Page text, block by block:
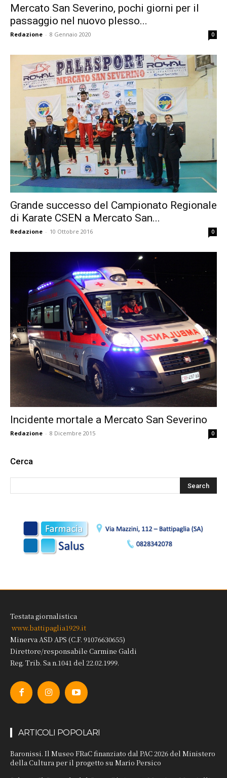
Mercato San Severino, pochi giorni per il
passaggio nel nuovo plesso...
Redazione - 8 Gennaio 2020 0
Grande successo del Campionato Regionale
di Karate CSEN a Mercato San...
Redazione - 10 Ottobre 2016 0
Incidente mortale a Mercato San Severino
Redazione - 8 Dicembre 2015 0
Cerca
Testata giornalistica
www.battipaglia1929.it
Minerva ASD APS (C.F. 91076630655)
Direttore/responsabile Carmine Galdi
Reg. Trib. Sa n.1041 del 22.02.1999.
ARTICOLI POPOLARI
Baronissi. Il Museo FRaC finanziato dal PAC 2026 del Ministero
della Cultura per il progetto su Mario Persico